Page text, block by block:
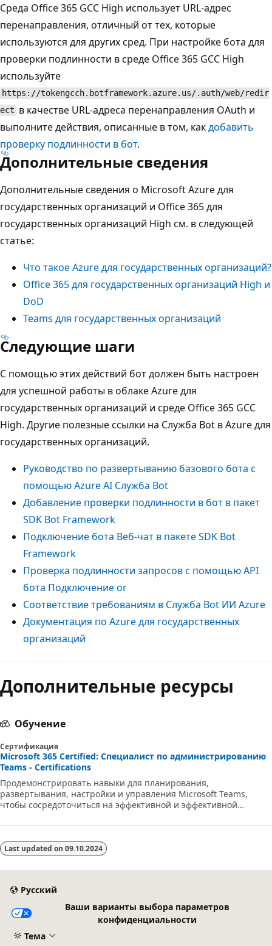
Среда Office 365 GCC High использует URL-адрес
перенаправления, отличный от тех, которые
используются для других сред. При настройке бота для
проверки подлинности в среде Office 365 GCC High
используйте
https://tokengcch.botframework.azure.us/.auth/web/redir
ect в качестве URL-адреса перенаправления OAuth и
выполните действия, описанные в том, какдобавить
проверку подлинности в бот.
Дополнительные сведения
Дополнительные сведения о Microsoft Azure для
государственных организаций и Office 365 для
государственных организаций High см. в следующей
статье:
Что такое Azure для государственных организаций?
Office 365 для государственных организаций High и
DoD
Teams для государственных организаций
Следующие шаги
С помощью этих действий бот должен быть настроен
для успешной работы в облаке Azure для
государственных организаций и среде Office 365 GCC
High. Другие полезные ссылки на Служба Bot в Azure для
государственных организаций.
Руководство по развертыванию базового бота с
помощью Azure AI Служба Bot
Добавление проверки подлинности в бот в пакет
SDK Bot Framework
Подключение бота Веб-чат в пакете SDK Bot
Framework
Проверка подлинности запросов с помощью API
бота Подключение or
Соответствие требованиям в Служба Bot ИИ Azure
Документация по Azure для государственных
организаций
Дополнительные ресурсы
Обучение
Сертификация
Microsoft 365 Certified: Специалист по администрированию
Teams - Certifications
Продемонстрировать навыки для планирования,
развертывания, настройки и управления Microsoft Teams,
чтобы сосредоточиться на эффективной и эффективной
Last updated on 09.10.2024
Русский
Ваши варианты выбора параметров
конфиденциальности
Тема